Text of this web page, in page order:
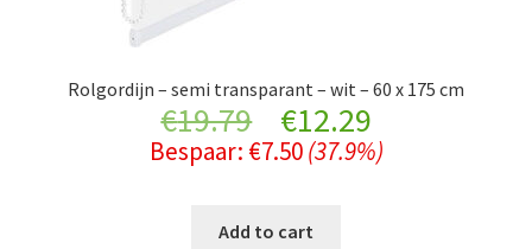
Rolgordijn – semi transparant – wit – 60 x 175 cm
€19.79
Original
price
was:
€12.29Current
price
Bespaar: €7.50 (37.9%)
Add to cart